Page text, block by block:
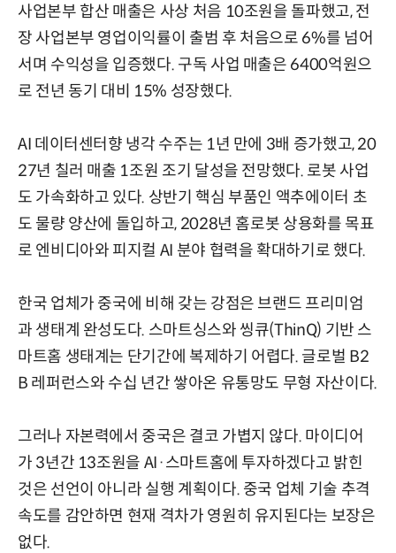
사업본부 합산 매출은 사상 처음 10조원을 돌파했고, 전
장 사업본부 영업이익률이 출범 후 처음으로 6%를 넘어
서며 수익성을 입증했다. 구독 사업 매출은 6400억원으
로 전년 동기 대비 15% 성장했다.
AI 데이터센터향 냉각 수주는 1년 만에 3배 증가했고, 20
27년 칠러 매출 1조원 조기 달성을 전망했다. 로봇 사업
도 가속화하고 있다. 상반기 핵심 부품인 액추에이터 초
도 물량 양산에 돌입하고, 2028년 홈로봇 상용화를 목표
로 엔비디아와 피지컬 AI 분야 협력을 확대하기로 했다.
한국 업체가 중국에 비해 갖는 강점은 브랜드 프리미엄
과 생태계 완성도다. 스마트싱스와 씽큐(ThinQ) 기반 스
마트홈 생태계는 단기간에 복제하기 어렵다. 글로벌 B2
B 레퍼런스와 수십 년간 쌓아온 유통망도 무형 자산이다.
그러나 자본력에서 중국은 결코 가볍지 않다. 마이디어
가 3년간 13조원을 AI·스마트홈에 투자하겠다고 밝힌
것은 선언이 아니라 실행 계획이다. 중국 업체 기술 추격
속도를 감안하면 현재 격차가 영원히 유지된다는 보장은
없다.